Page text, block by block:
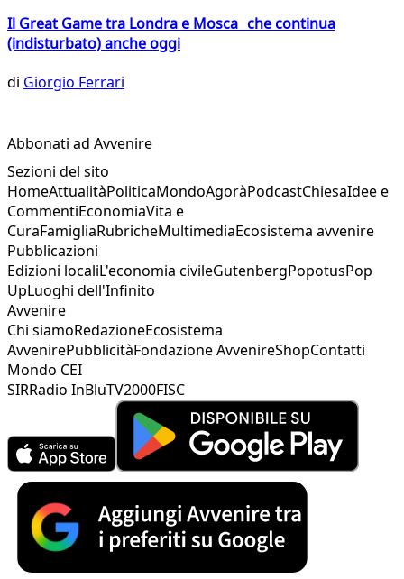
Il Great Game tra Londra e Mosca che continua
(indisturbato) anche oggi
di Giorgio Ferrari
Abbonati ad Avvenire
Sezioni del sito
HomeAttualitàPoliticaMondoAgoràPodcastChiesaIdee e
CommentiEconomiaVita e
CuraFamigliaRubricheMultimediaEcosistema avvenire
Pubblicazioni
Edizioni localiL'economia civileGutenbergPopotusPop
UpLuoghi dell'Infinito
Avvenire
Chi siamoRedazioneEcosistema
AvvenirePubblicitàFondazione AvvenireShopContatti
Mondo CEI
SIRRadio InBluTV2000FISC